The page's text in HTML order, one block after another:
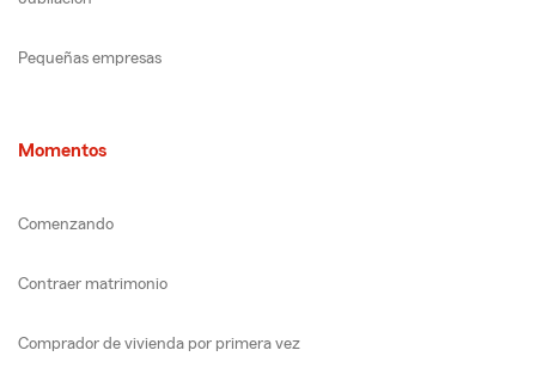
Pequeñas empresas
Momentos
Comenzando
Contraer matrimonio
Comprador de vivienda por primera vez